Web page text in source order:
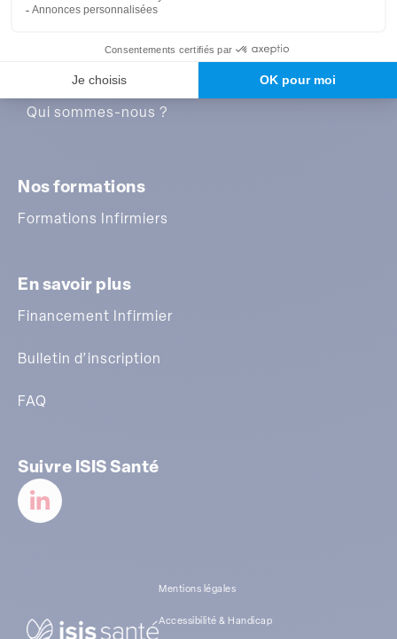
plus ancien
A propos de nous
Qui sommes-nous ?
Nos formations
Formations Infirmiers
En savoir plus
Financement Infirmier
Bulletin d’inscription
FAQ
Suivre ISIS Santé
Mentions légales
Accessibilité & Handicap